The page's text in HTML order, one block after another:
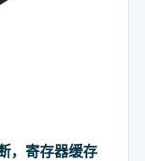
，寄存器缓存